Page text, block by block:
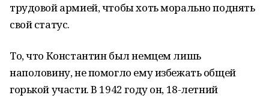
трудовой армией, чтобы хоть морально поднять
свой статус.
То, что Константин был немцем лишь
наполовину, не помогло ему избежать общей
горькой участи. В 1942 году он, 18-летний